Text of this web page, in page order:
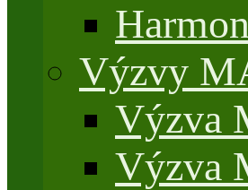
Výzvy
Výzva
Výzva